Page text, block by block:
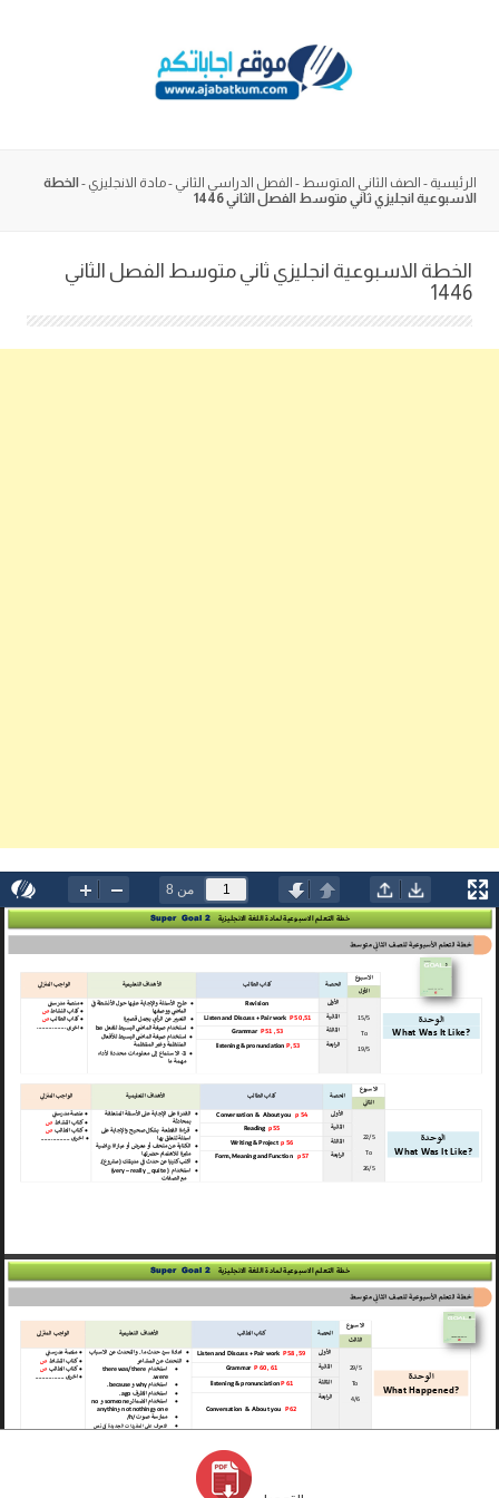
الرئيسية - الصف الثاني المتوسط - الفصل الدراسي الثاني -مادة الانجليزي - الخطة
الاسبوعية انجليزي ثاني متوسط الفصل الثاني 1446
الخطة الاسبوعية انجليزي ثاني متوسط الفصل الثاني
1446